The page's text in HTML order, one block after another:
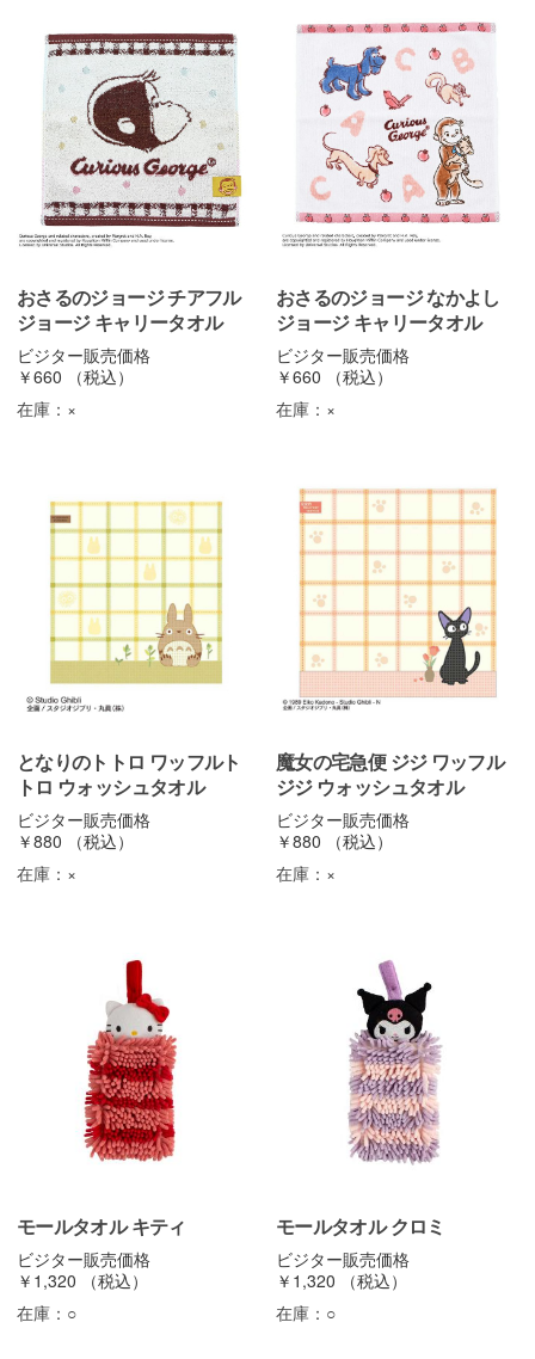
おさるのジョージ チアフル
ジョージ キャリータオル
ビジター販売価格
￥660
（税込）
在庫： ×
おさるのジョージ なかよし
ジョージ キャリータオル
ビジター販売価格
￥660
（税込）
在庫： ×
となりのトトロ ワッフルト
トロ ウォッシュタオル
ビジター販売価格
￥880
（税込）
在庫： ×
魔女の宅急便 ジジ ワッフル
ジジ ウォッシュタオル
ビジター販売価格
￥880
（税込）
在庫： ×
モールタオル キティ
ビジター販売価格
￥1,320
（税込）
在庫： ○
モールタオル クロミ
ビジター販売価格
￥1,320
（税込）
在庫： ○